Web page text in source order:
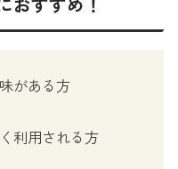
おすすめ！
がある方
利用される方